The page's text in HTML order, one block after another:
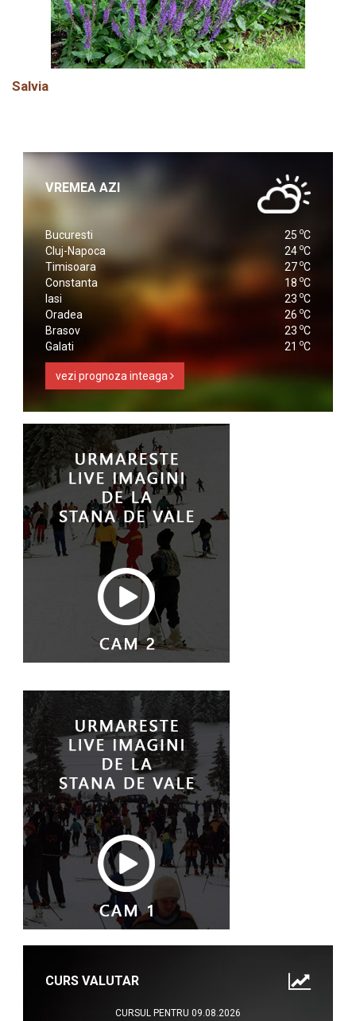
Salvia
VREMEA AZI
Bucuresti 25 oC
Cluj-Napoca
24 oC
Timisoara
27 oC
Constanta
18 oC
Iasi
23 oC
Oradea
26 oC
Brasov
23 oC
Galati
21 oC
vezi prognoza inteaga
CURS VALUTAR
CURSUL PENTRU 09.08.2026